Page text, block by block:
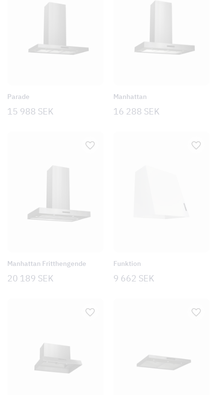
Parade
15 988 SEK
Manhattan
16 288 SEK
Manhattan Fritthengende
20 189 SEK
Funktion
9 662 SEK